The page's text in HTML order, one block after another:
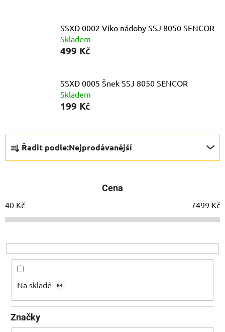
SSXD 0002 Víko nádoby SSJ 8050 SENCOR
Skladem
499 Kč
SSXD 0005 Šnek SSJ 8050 SENCOR
Skladem
199 Kč
í
p
o
d
ů
Řadit podle:Nejprodávanější
Cena
40 Kč 7499 Kč
Na skladě 84
Značky